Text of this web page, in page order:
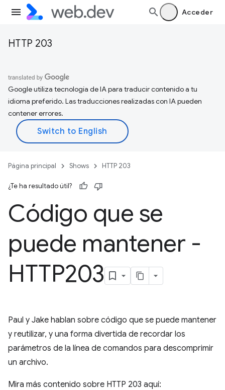
Acceder
HTTP 203
Google utiliza tecnología de IA para traducir contenido a tu
idioma preferido. Las traducciones realizadas con IA pueden
contener errores.
Página principal Shows HTTP 203
¿Te ha resultado útil?
Código que se
puede mantener -
HTTP203
Paul y Jake hablan sobre código que se puede mantener
y reutilizar, y una forma divertida de recordar los
parámetros de la línea de comandos para descomprimir
un archivo.
Mira más contenido sobre HTTP 203 aquí: